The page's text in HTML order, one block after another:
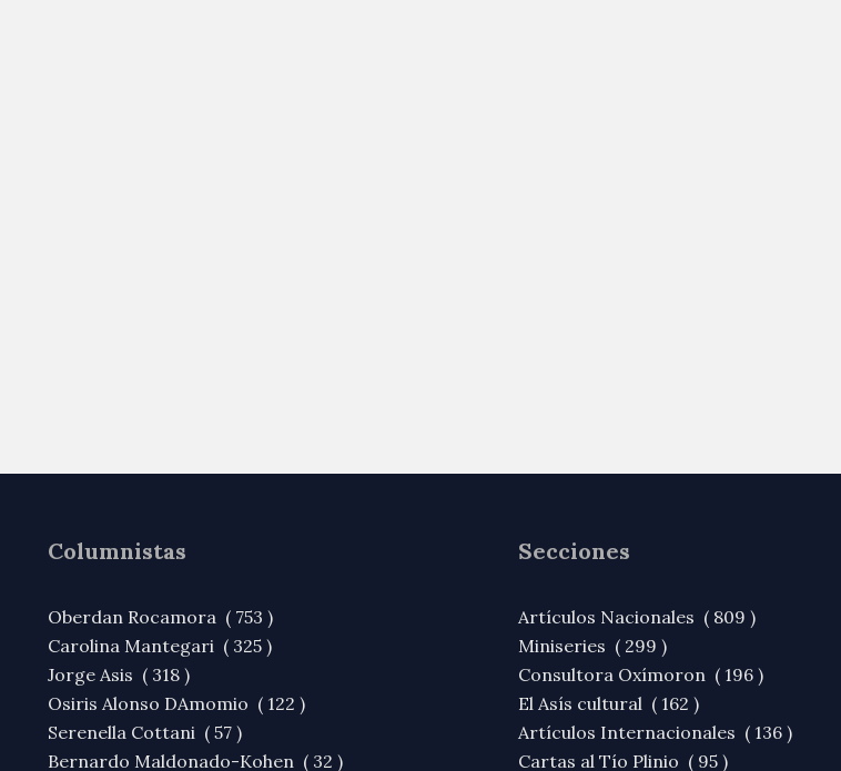
Columnistas
Oberdan Rocamora ( 753 )
Carolina Mantegari ( 325 )
Jorge Asis ( 318 )
Osiris Alonso DAmomio ( 122 )
Serenella Cottani ( 57 )
Bernardo Maldonado-Kohen ( 32 )
Secciones
Artículos Nacionales ( 809 )
Miniseries ( 299 )
Consultora Oxímoron ( 196 )
El Asís cultural ( 162 )
Artículos Internacionales ( 136 )
Cartas al Tío Plinio ( 95 )